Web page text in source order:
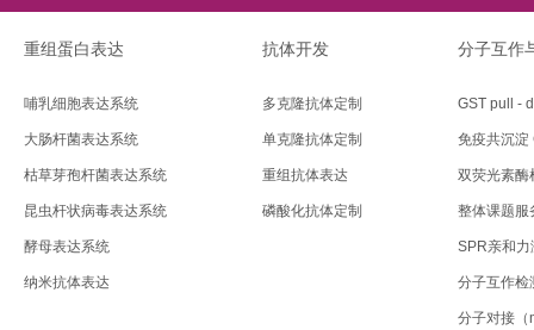
重组蛋白表达
哺乳细胞表达系统
大肠杆菌表达系统
枯草芽孢杆菌表达系统
昆虫杆状病毒表达系统
酵母表达系统
纳米抗体表达
抗体开发
多克隆抗体定制
单克隆抗体定制
重组抗体表达
磷酸化抗体定制
分子互作
GST pull -
免疫共沉淀
双荧光素酶
整体课题服
SPR亲和力
分子互作检
分子对接